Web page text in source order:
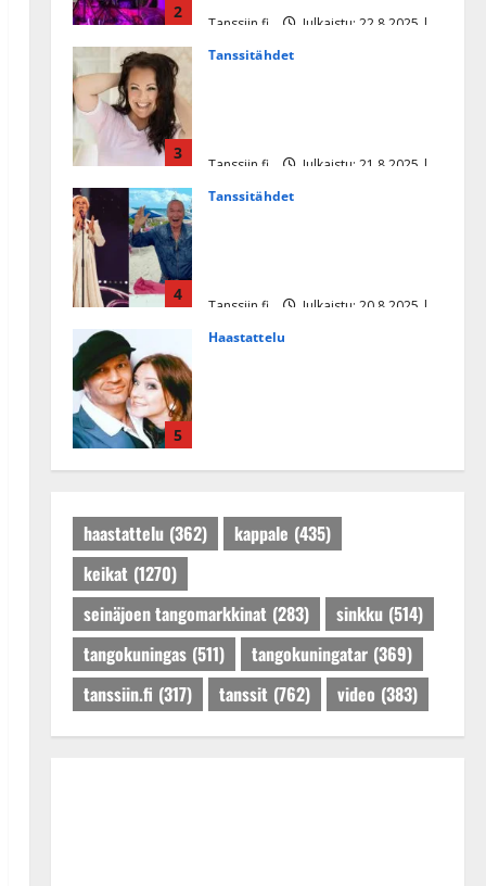
2
Tanssiin.fi
Julkaistu: 22.8.2025 |
3
Tanssitähdet
Tanssiin.fi
Julkaistu: 21.8.2025 |
4
Tanssitähdet
Tanssiin.fi
Julkaistu: 20.8.2025 |
5
Haastattelu
Tanssiin.fi
Julkaistu: 27.4.2025 |
haastattelu (362) kappale (435)
keikat (1270)
seinäjoen tangomarkkinat (283) sinkku (514)
tangokuningas (511) tangokuningatar (369)
tanssiin.fi (317) tanssit (762) video (383)